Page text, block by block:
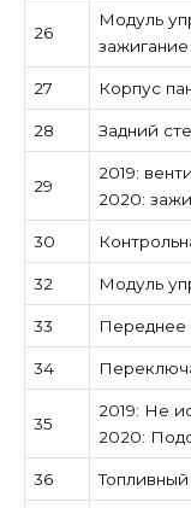
26
Модуль
зажигание
27 Корпус
28 Задний
29
2019:
2020:
30
32 Модуль
33 Переднее
34
35
2019: Не
2020:
36